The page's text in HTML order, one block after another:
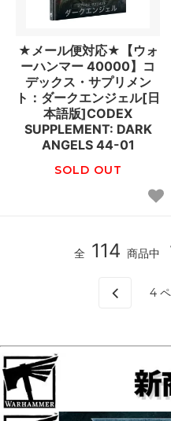
★メール便対応★【ウォ
ーハンマー 40000】コ
デックス・サプリメン
ト：ダークエンジェル[日
本語版]CODEX
SUPPLEMENT: DARK
ANGELS 44-01
SOLD OUT
全 114 商品中
4